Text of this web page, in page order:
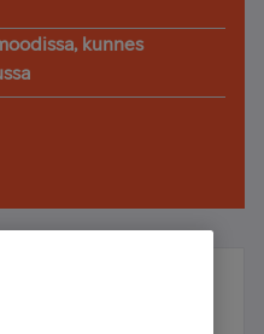
kunnes
ja voita!